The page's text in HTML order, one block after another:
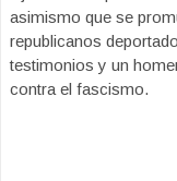
asimismo que se
republicanos
testimonios y un
contra el fascismo.